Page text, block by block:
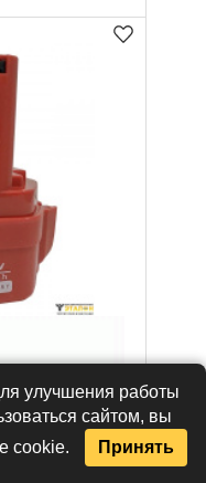
улучшения работы
сайтом, вы
cookie.
Принять